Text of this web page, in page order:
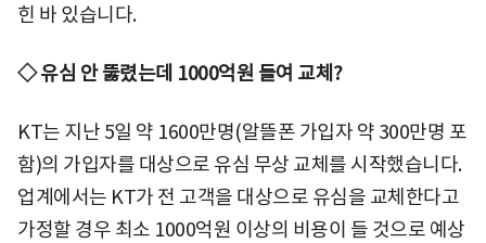
힌 바 있습니다.
◇ 유심 안 뚫렸는데 1000억원 들여 교체?
KT는 지난 5일 약 1600만명(알뜰폰 가입자 약 300만명 포
함)의 가입자를 대상으로 유심 무상 교체를 시작했습니다.
업계에서는 KT가 전 고객을 대상으로 유심을 교체한다고
가정할 경우 최소 1000억원 이상의 비용이 들 것으로 예상